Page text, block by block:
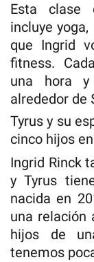
Esta clase
incluye
que Ingrid
fitness.
una hora y
alrededor de
Tyrus y su
cinco hijos
Ingrid Rinck
y Tyrus
nacida en
una relación
hijos de
tenemos